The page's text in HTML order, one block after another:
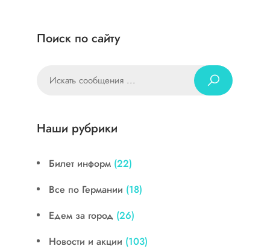
Поиск по сайту
Наши рубрики
Билет информ (22)
Все по Германии (18)
Едем за город (26)
Новости и акции (103)